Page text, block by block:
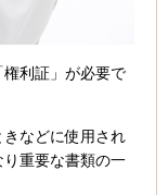
利証」が必要で
などに使用され
重要な書類の一